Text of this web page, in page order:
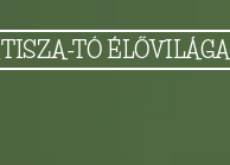
TISZA-TÓÉLŐVILÁGA